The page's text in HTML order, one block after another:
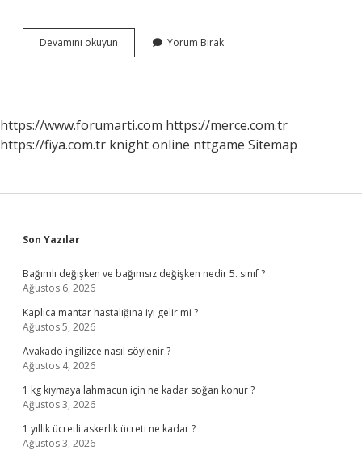
Devamını okuyun Yardımcı
Düşüncesi
Yorum Bırak
https://www.forumarti.com https://merce.com.tr
https://fiya.com.tr knight online nttgame Sitemap
Sidebar
Son Yazılar
Bağımlı değişken ve bağımsız değişken nedir 5. sınıf ?
Ağustos 6, 2026
Kaplıca mantar hastalığına iyi gelir mi ?
Ağustos 5, 2026
Avakado ingilizce nasıl söylenir ?
Ağustos 4, 2026
1 kg kıymaya lahmacun için ne kadar soğan konur ?
Ağustos 3, 2026
1 yıllık ücretli askerlik ücreti ne kadar ?
Ağustos 3, 2026